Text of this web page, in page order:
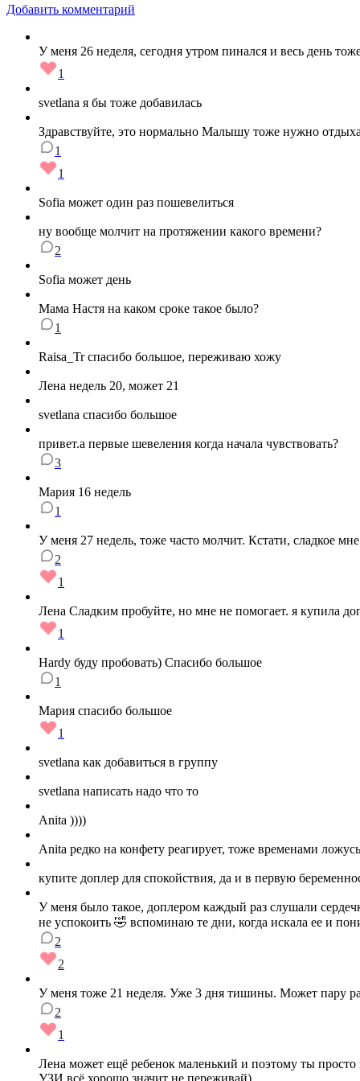
Добавить комментарий
У меня 26 неделя, сегодня утром пинался и весь день
1
svetlana я бы тоже добавилась
Здравствуйте, это нормально Малышу тоже нужно
1
1
Sofia может один раз пошевелиться
ну вообще молчит на протяжении какого времени?
2
Sofia может день
Мама Настя на каком сроке такое было?
1
Raisa_Tr спасибо большое, переживаю хожу
Лена недель 20, может 21
svetlana спасибо большое
привет.а первые шевеления когда начала чувствовать?
3
Мария 16 недель
1
У меня 27 недель, тоже часто молчит. Кстати, сладкое
2
1
Лена Сладким пробуйте, но мне не помогает. я купила
1
Hardy буду пробовать) Спасибо большое
1
Мария спасибо большое
1
svetlana как добавиться в группу
svetlana написать надо что то
Anita ))))
Anita редко на конфету реагирует, тоже временами
купите доплер для спокойствия, да и в первую
У меня было такое, доплером каждый раз слушали
не успокоить 🤣 вспоминаю те дни, когда искала ее и
2
2
У меня тоже 21 неделя. Уже 3 дня тишины. Может пару
2
1
Лена может ещё ребенок маленький и поэтому ты